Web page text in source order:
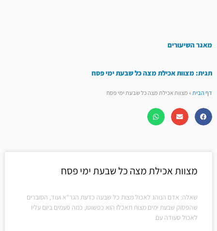
מאגר השיעורים
תגית: מצוות אכילת מצה כל שבעת ימי פסח
דף הבית»מצוות אכילת מצה כל שבעת ימי פסח
מצוות אכילת מצה כל שבעת ימי פסח
שאלה: אדם הנוהג לאכול מצות כל שבעה כדעת הגר"א ועוד, הסוברים
שהפסוק שבעת ימים מצות תאכלו הוא כפשוטו, כמה פעמים ביום עליו
לאכול סעודה עם